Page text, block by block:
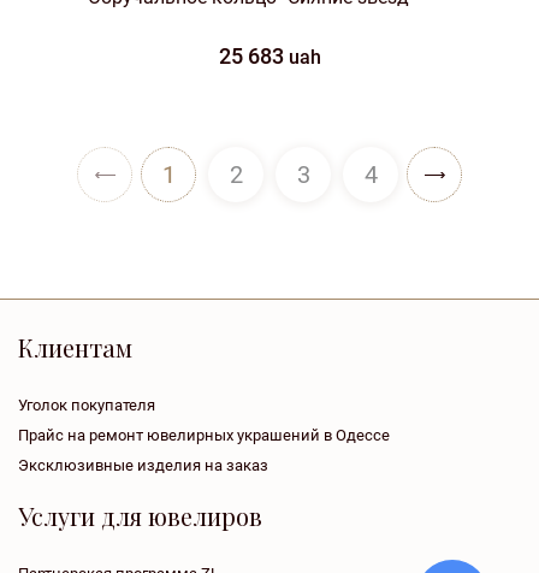
25 683 uah
1 2 3 4
Клиентам
Уголок покупателя
Прайс на ремонт ювелирных украшений в Одессе
Эксклюзивные изделия на заказ
Услуги для ювелиров